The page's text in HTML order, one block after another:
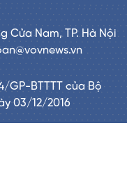
Cửa Nam, TP. Hà Nội
GP-BTTTT của Bộ
03/12/2016